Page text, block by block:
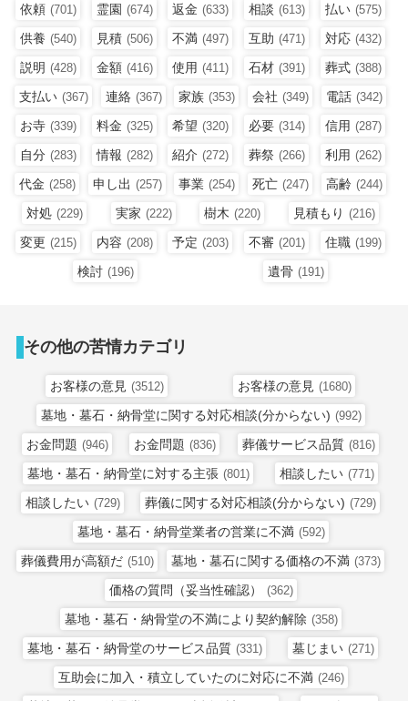
依頼 (701) 霊園 (674) 返金 (633) 相談 (613) 払い (575)
供養 (540) 見積 (506) 不満 (497) 互助 (471) 対応 (432)
説明 (428) 金額 (416) 使用 (411) 石材 (391) 葬式 (388)
支払い (367) 連絡 (367) 家族 (353) 会社 (349) 電話 (342)
お寺 (339) 料金 (325) 希望 (320) 必要 (314) 信用 (287)
自分 (283) 情報 (282) 紹介 (272) 葬祭 (266) 利用 (262)
代金 (258) 申し出 (257) 事業 (254) 死亡 (247) 高齢 (244)
対処 (229) 実家 (222) 樹木 (220) 見積もり (216)
変更 (215) 内容 (208) 予定 (203) 不審 (201) 住職 (199)
検討 (196) 遺骨 (191)
その他の苦情カテゴリ
お客様の意見 (3512) お客様の意見 (1680)
墓地・墓石・納骨堂に関する対応相談(分からない) (992)
お金問題 (946) お金問題 (836) 葬儀サービス品質 (816)
墓地・墓石・納骨堂に対する主張 (801) 相談したい (771)
相談したい (729) 葬儀に関する対応相談(分からない) (729)
墓地・墓石・納骨堂業者の営業に不満 (592)
葬儀費用が高額だ (510) 墓地・墓石に関する価格の不満 (373)
価格の質問（妥当性確認） (362)
墓地・墓石・納骨堂の不満により契約解除 (358)
墓地・墓石・納骨堂のサービス品質 (331) 墓じまい (271)
互助会に加入・積立していたのに対応に不満 (246)